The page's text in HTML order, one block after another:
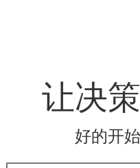
让决
好的开